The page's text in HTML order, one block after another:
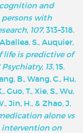
and
with
107, 313–318.
S., Auquier,
life is predictive of
Psychiatry, 13, 15.
B., Wang, C., Hu,
Guo, T., Xie, S., Wu,
Jin, H., & Zhao, J.
alone vs
on